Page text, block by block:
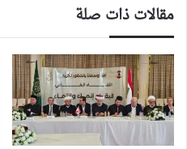
مقالات ذات صلة